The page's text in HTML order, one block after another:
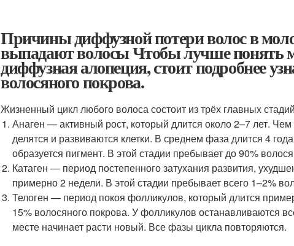
Причины диффузной потери волос в
выпадают волосы Чтобы лучше понять
диффузная алопеция, стоит подробнее
волосяного покрова.
Жизненный цикл любого волоса состоит из трёх главных
Анаген — активный рост, который длится около 2–7 лет.
делятся и развиваются клетки. В среднем фаза длится 4
образуется пигмент. В этой стадии пребывает до 90%
Катаген — период постепенного затухания развития,
примерно 2 недели. В этой стадии пребывает всего 1–2%
Телоген — период покоя фолликулов, который длится
15% волосяного покрова. У фолликулов останавливаются
месте начинает расти новый. Все фазы цикла повторяются.